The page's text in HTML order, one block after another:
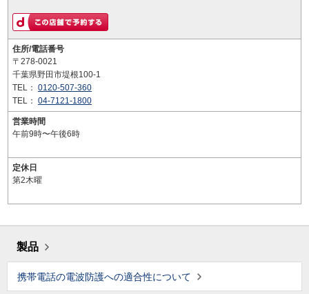
住所/電話番号
〒278-0021
千葉県野田市堤根100-1
TEL： 0120-507-360
TEL： 04-7121-1800
営業時間
午前9時〜午後6時
定休日
第2木曜
製品
携帯電話の電波防護への適合性について